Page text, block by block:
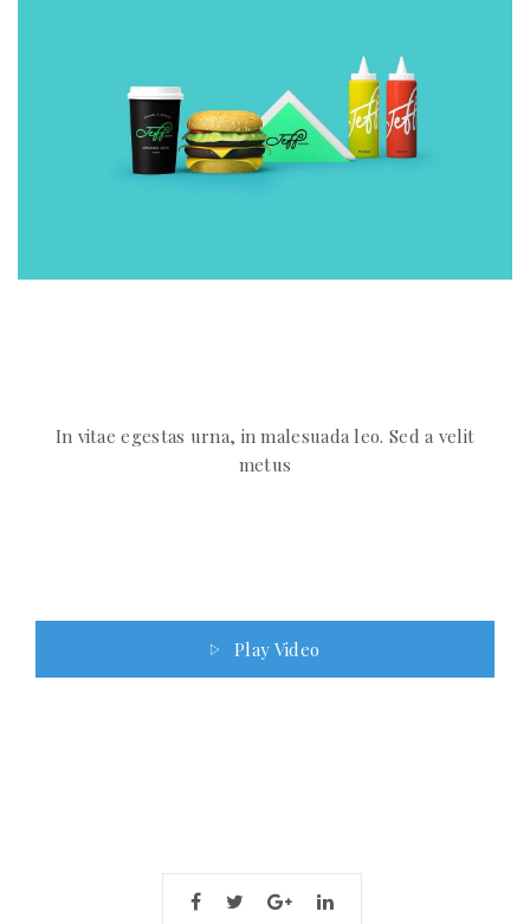
In vitae egestas urna, in malesuada leo. Sed a velit
metus
Play Video